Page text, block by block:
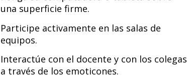
una superficie firme.
Participe activamente en las salas de
equipos.
Interactúe con el docente y con los colegas
a través de los emoticones.